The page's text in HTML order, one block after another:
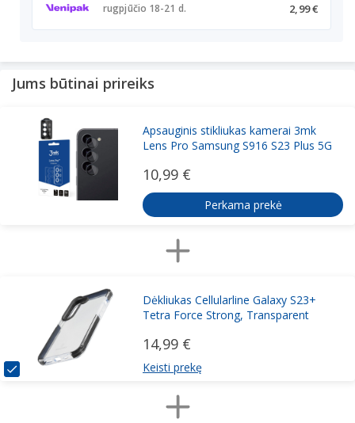
rugpjūčio 18-21 d. 2,99 €
Jums būtinai prireiks
Apsauginis stikliukas kamerai 3mk
Lens Pro Samsung S916 S23 Plus 5G
10,99 €
Perkama prekė
Dėkliukas Cellularline Galaxy S23+
Tetra Force Strong, Transparent
14,99 €
Keisti prekę